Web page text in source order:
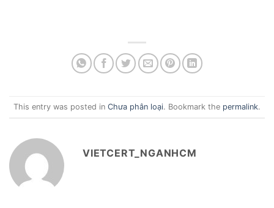
This entry was posted in Chưa phân loại. Bookmark the permalink.
VIETCERT_NGANHCM